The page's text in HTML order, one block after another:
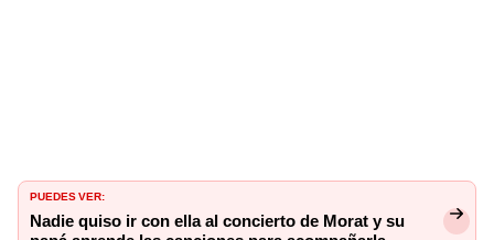
PUEDES VER:
Nadie quiso ir con ella al concierto de Morat y su